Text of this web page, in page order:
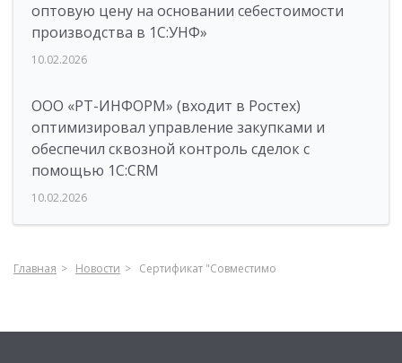
оптовую цену на основании себестоимости
производства в 1С:УНФ»
10.02.2026
ООО «РТ-ИНФОРМ» (входит в Ростех)
оптимизировал управление закупками и
обеспечил сквозной контроль сделок с
помощью 1С:CRM
10.02.2026
Главная Новости Сертификат "Совместимо